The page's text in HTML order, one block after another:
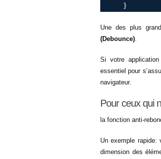
Une des plus
(Debounce)
Si votre
essentiel pour
navigateur.
Pour ceux qui
la fonction anti-
Un exemple
dimension des